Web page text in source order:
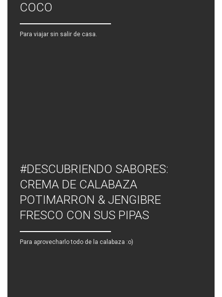
COCO
Para viajar sin salir de casa.
#DESCUBRIENDO SABORES:
CREMA DE CALABAZA
POTIMARRON & JENGIBRE
FRESCO CON SUS PIPAS
Para aprovecharlo todo de la calabaza :o)